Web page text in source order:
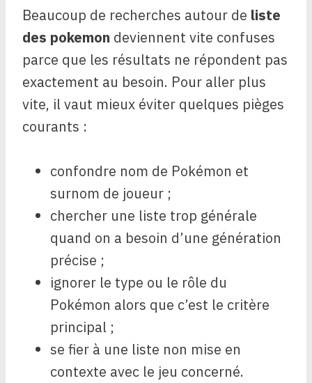
Beaucoup de recherches autour de liste
des pokemon deviennent vite confuses
parce que les résultats ne répondent pas
exactement au besoin. Pour aller plus
vite, il vaut mieux éviter quelques pièges
courants :
confondre nom de Pokémon et
surnom de joueur ;
chercher une liste trop générale
quand on a besoin d’une génération
précise ;
ignorer le type ou le rôle du
Pokémon alors que c’est le critère
principal ;
se fier à une liste non mise en
contexte avec le jeu concerné.